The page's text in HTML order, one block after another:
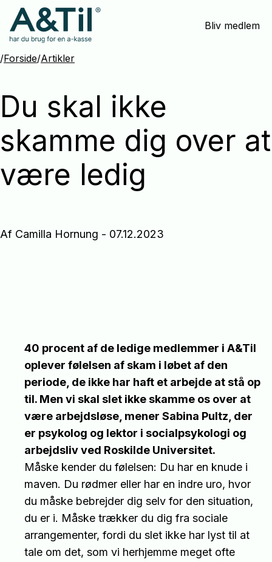
Spring
menu
over
og
indhold
Bliv medlem
/Forside/Artikler
Du skal ikke
skamme dig over at
være ledig
Af Camilla Hornung - 07.12.2023
40 procent af de ledige medlemmer i A&Til
oplever følelsen af skam i løbet af den
periode, de ikke har haft et arbejde at stå op
til. Men vi skal slet ikke skamme os over at
være arbejdsløse, mener Sabina Pultz, der
er psykolog og lektor i socialpsykologi og
arbejdsliv ved Roskilde Universitet.
Måske kender du følelsen: Du har en knude i
maven. Du rødmer eller har en indre uro, hvor
du måske bebrejder dig selv for den situation,
du er i. Måske trækker du dig fra sociale
arrangementer, fordi du slet ikke har lyst til at
tale om det, som vi herhjemme meget ofte